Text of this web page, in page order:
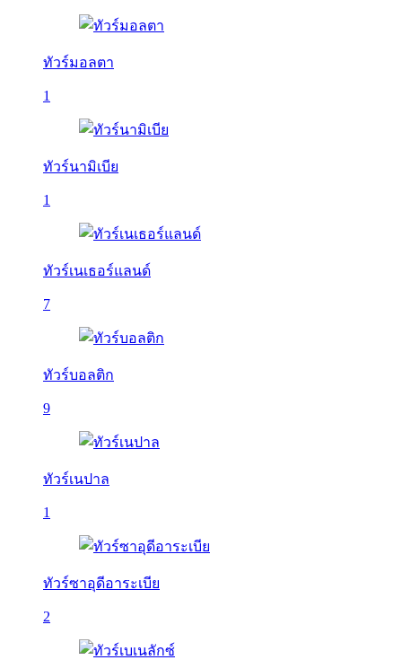
ทัวร์มอลตา
1
ทัวร์นามิเบีย
1
ทัวร์เนเธอร์แลนด์
7
ทัวร์บอลติก
9
ทัวร์เนปาล
1
ทัวร์ซาอุดีอาระเบีย
2